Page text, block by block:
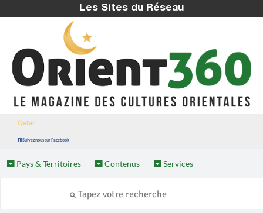
Les Sites du Réseau
Qatar
Suivez nous sur Facebook
Pays & Territoires Contenus Services